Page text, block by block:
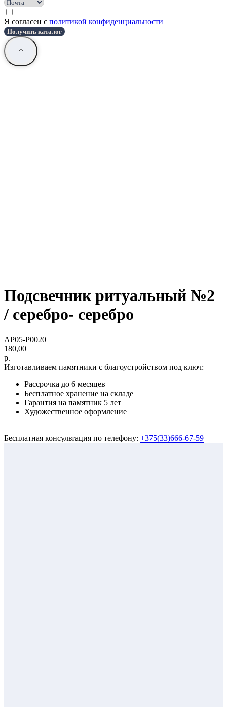
Я согласен с политикой конфиденциальности
Получить каталог
Подсвечник ритуальный №2
/ серебро- серебро
AP05-P0020
180,00
р.
Изготавливаем памятники с благоустройством под ключ:
Рассрочка до 6 месяцев
Бесплатное хранение на складе
Гарантия на памятник 5 лет
Художественное оформление
Бесплатная консультация по телефону: +375(33)666-67-59